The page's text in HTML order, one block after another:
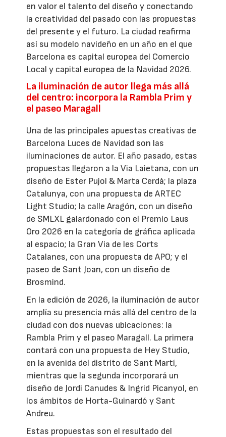
en valor el talento del diseño y conectando
la creatividad del pasado con las propuestas
del presente y el futuro. La ciudad reafirma
así su modelo navideño en un año en el que
Barcelona es capital europea del Comercio
Local y capital europea de la Navidad 2026.
La iluminación de autor llega más allá
del centro: incorpora la Rambla Prim y
el paseo Maragall
Una de las principales apuestas creativas de
Barcelona Luces de Navidad son las
iluminaciones de autor. El año pasado, estas
propuestas llegaron a la Via Laietana, con un
diseño de Ester Pujol & Marta Cerdà; la plaza
Catalunya, con una propuesta de ARTEC
Light Studio; la calle Aragón, con un diseño
de SMLXL galardonado con el Premio Laus
Oro 2026 en la categoría de gráfica aplicada
al espacio; la Gran Via de les Corts
Catalanes, con una propuesta de APO; y el
paseo de Sant Joan, con un diseño de
Brosmind.
En la edición de 2026, la iluminación de autor
amplía su presencia más allá del centro de la
ciudad con dos nuevas ubicaciones: la
Rambla Prim y el paseo Maragall. La primera
contará con una propuesta de Hey Studio,
en la avenida del distrito de Sant Martí,
mientras que la segunda incorporará un
diseño de Jordi Canudes & Ingrid Picanyol, en
los ámbitos de Horta-Guinardó y Sant
Andreu.
Estas propuestas son el resultado del